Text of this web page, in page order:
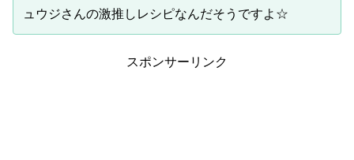
ュウジさんの激推しレシピなんだそうですよ☆
スポンサーリンク